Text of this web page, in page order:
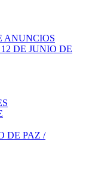
ANUNCIOS
DE JUNIO DE
DE PAZ /